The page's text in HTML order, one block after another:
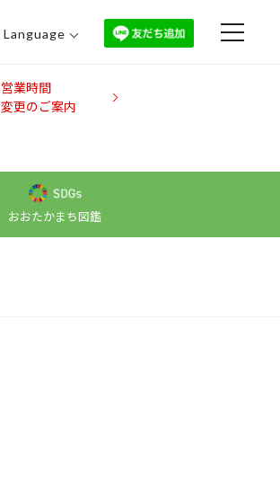
Language
English
中文（繁體）
한국어
営業時間
変更のご案内
おおたかまち図鑑